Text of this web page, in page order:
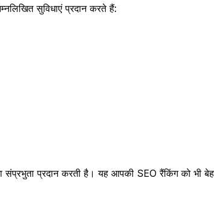
सुविधाएं प्रदान करते हैं:
संप्रभुता प्रदान करती है। यह आपकी SEO रैंकिंग को भी